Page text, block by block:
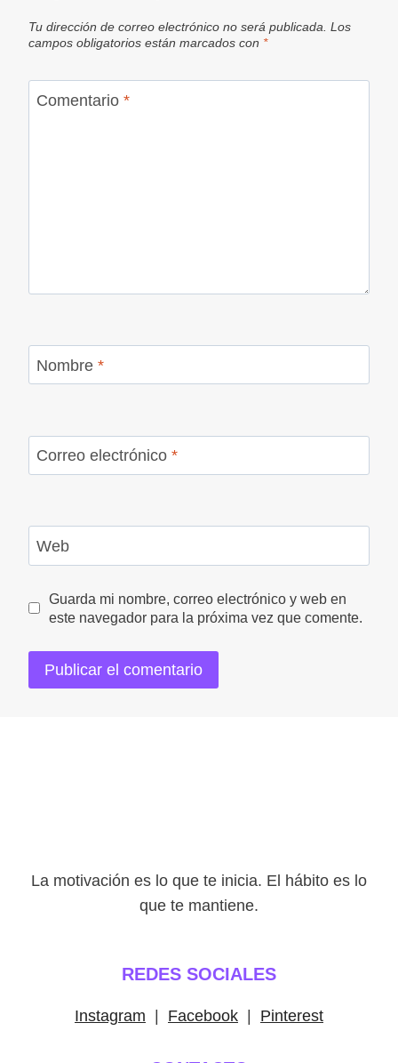
Tu dirección de correo electrónico no será publicada. Los
campos obligatorios están marcados con *
Comentario *
Nombre *
Correo electrónico *
Web
Guarda mi nombre, correo electrónico y web en
este navegador para la próxima vez que comente.
La motivación es lo que te inicia. El hábito es lo
que te mantiene.
REDES SOCIALES
Instagram | Facebook | Pinterest